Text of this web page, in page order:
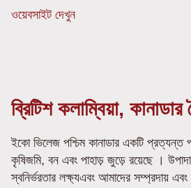
ওয়েবসাইট দেখুন
ব্রিটিশ কলাম্বিয়া,
ইকো ভিলেজ পশ্চিম কানাডার একটি
কৃষিজমি, বন এবং পাহাড় জুড়ে রয়েছে ।
স্বনির্ভরতার লক্ষ্যএবং আমাদের সম্প্রদায়